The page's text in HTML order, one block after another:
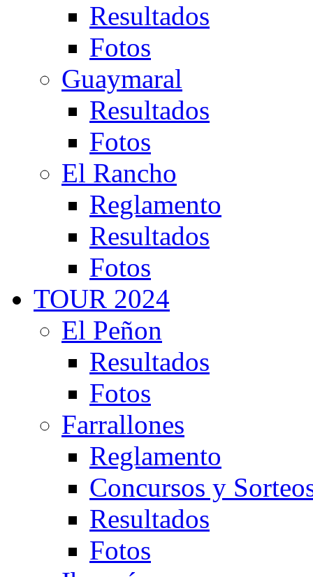
Resultados
Fotos
Guaymaral
Resultados
Fotos
El Rancho
Reglamento
Resultados
Fotos
TOUR 2024
El Peñon
Resultados
Fotos
Farrallones
Reglamento
Concursos y
Resultados
Fotos